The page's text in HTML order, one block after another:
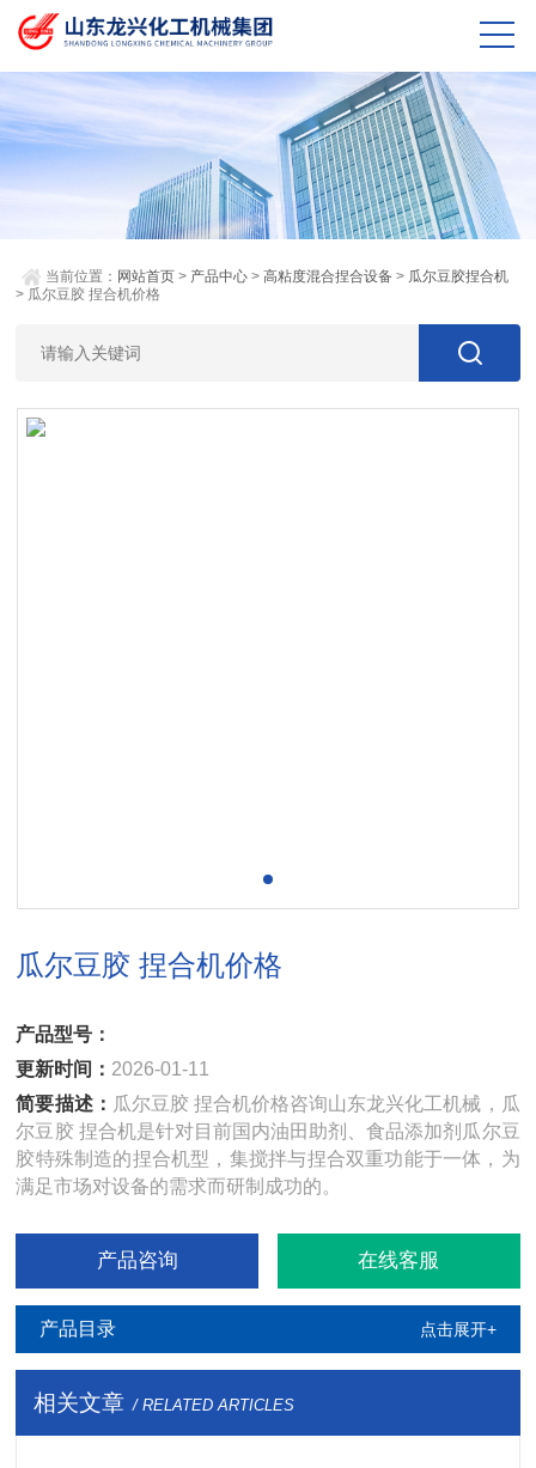
当前位置： 网站首页 > 产品中心 >高粘度混合捏合设备 > 瓜尔豆胶捏合机
> 瓜尔豆胶 捏合机价格
瓜尔豆胶 捏合机价格
产品型号：
更新时间： 2026-01-11
简要描述： 瓜尔豆胶 捏合机价格咨询山东龙兴化工机械，瓜
尔豆胶 捏合机是针对目前国内油田助剂、食品添加剂瓜尔豆
胶特殊制造的捏合机型，集搅拌与捏合双重功能于一体，为
满足市场对设备的需求而研制成功的。
产品咨询 在线客服
产品目录 点击展开+
相关文章 / RELATED ARTICLES